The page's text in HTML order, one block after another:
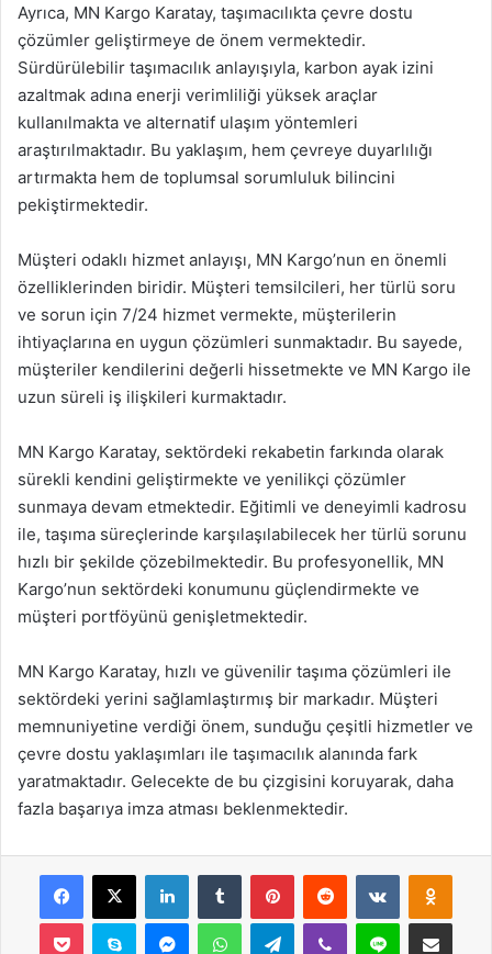
Ayrıca, MN Kargo Karatay, taşımacılıkta çevre dostu
çözümler geliştirmeye de önem vermektedir.
Sürdürülebilir taşımacılık anlayışıyla, karbon ayak izini
azaltmak adına enerji verimliliği yüksek araçlar
kullanılmakta ve alternatif ulaşım yöntemleri
araştırılmaktadır. Bu yaklaşım, hem çevreye duyarlılığı
artırmakta hem de toplumsal sorumluluk bilincini
pekiştirmektedir.
Müşteri odaklı hizmet anlayışı, MN Kargo’nun en önemli
özelliklerinden biridir. Müşteri temsilcileri, her türlü soru
ve sorun için 7/24 hizmet vermekte, müşterilerin
ihtiyaçlarına en uygun çözümleri sunmaktadır. Bu sayede,
müşteriler kendilerini değerli hissetmekte ve MN Kargo ile
uzun süreli iş ilişkileri kurmaktadır.
MN Kargo Karatay, sektördeki rekabetin farkında olarak
sürekli kendini geliştirmekte ve yenilikçi çözümler
sunmaya devam etmektedir. Eğitimli ve deneyimli kadrosu
ile, taşıma süreçlerinde karşılaşılabilecek her türlü sorunu
hızlı bir şekilde çözebilmektedir. Bu profesyonellik, MN
Kargo’nun sektördeki konumunu güçlendirmekte ve
müşteri portföyünü genişletmektedir.
MN Kargo Karatay, hızlı ve güvenilir taşıma çözümleri ile
sektördeki yerini sağlamlaştırmış bir markadır. Müşteri
memnuniyetine verdiği önem, sunduğu çeşitli hizmetler ve
çevre dostu yaklaşımları ile taşımacılık alanında fark
yaratmaktadır. Gelecekte de bu çizgisini koruyarak, daha
fazla başarıya imza atması beklenmektedir.
Facebook
X LinkedInTumblr PinterestReddit VKontakte
Pocket Skype MessengerWhatsAppTelegramViber Line E-Posta ile